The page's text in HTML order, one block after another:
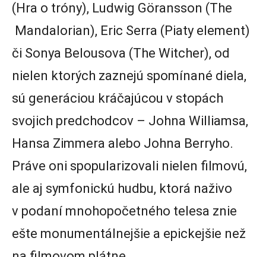
(Hra o tróny), Ludwig Göransson (The
Mandalorian), Eric Serra (Piaty element)
či Sonya Belousova (The Witcher), od
nielen ktorých zaznejú spomínané diela,
sú generáciou kráčajúcou v stopách
svojich predchodcov – Johna Williamsa,
Hansa Zimmera alebo Johna Berryho.
Práve oni spopularizovali nielen filmovú,
ale aj symfonickú hudbu, ktorá naživo
v podaní mnohopočetného telesa znie
ešte monumentálnejšie a epickejšie než